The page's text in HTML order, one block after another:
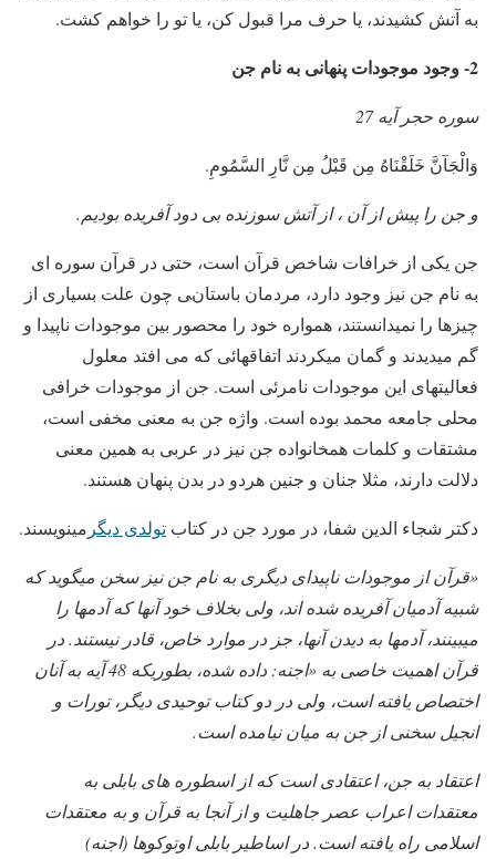
به آتش کشیدند، یا حرف مرا قبول کن، یا تو را خواهم کشت.
2- وجود موجودات پنهانی به نام جن
سوره حجر آیه 27
وَالْجَآنَّ خَلَقْنَاهُ مِن قَبْلُ مِن نَّارِ السَّمُومِ.
و جن را پيش از آن ، از آتش سوزنده بی دود آفريده بوديم.
جن یکی از خرافات شاخص قرآن است، حتی در قرآن سوره ای
به نام جن نیز وجود دارد، مردمان باستانی چون علت بسیاری از
چیزها را نمیدانستند، همواره خود را محصور بین موجودات ناپیدا و
گم میدیدند و گمان میکردند اتفاقهائی که می افتد معلول
فعالیتهای این موجودات نامرئی است. جن از موجودات خرافی
محلی جامعه محمد بوده است. واژه جن به معنی مخفی است،
مشتقات و کلمات همخانواده جن نیز در عربی به همین معنی
دلالت دارند، مثلا جنان و جنین هردو در بدن پنهان هستند.
دکتر شجاء الدین شفا، در مورد جن در کتاب تولدی دیگر مینویسند.
«قرآن از موجودات ناپیدای دیگری به نام جن نیز سخن میگوید که
شبیه آدمیان آفریده شده اند، ولی بخلاف خود آنها که آدمها را
میبینند، آدمها به دیدن آنها، جز در موارد خاص، قادر نیستند. در
قرآن اهمیت خاصی به «اجنه: داده شده، بطوریکه 48 آیه به آنان
اختصاص یافته است، ولی در دو کتاب توحیدی دیگر، تورات و
انجیل سخنی از جن به میان نیامده است.
اعتقاد به جن، اعتقادی است که از اسطوره های بابلی به
معتقدات اعراب عصر جاهلیت و از آنجا به قرآن و به معتقدات
اسلامی راه یافته است. در اساطیر بابلی اوتوکوها (اجنه)